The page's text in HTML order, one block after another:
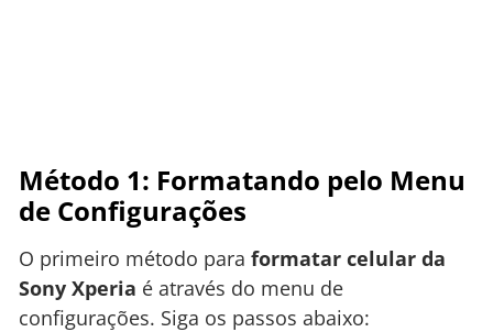
Método 1: Formatando pelo Menu
de Configurações
O primeiro método para formatar celular da
Sony Xperia é através do menu de
configurações. Siga os passos abaixo: